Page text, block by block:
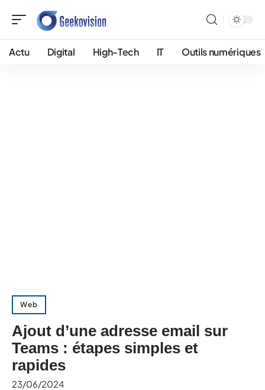
Actu Digital High-Tech IT Outils numériques
Web
Ajout d’une adresse email sur
Teams : étapes simples et
rapides
23/06/2024